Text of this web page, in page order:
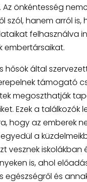
Az önkéntesség
szól, hanem arról is,
felhasználva
embertársaikat.
hősök által
támogató
megoszthatják
Ezek a találkozók
hogy az emberek
a
vesznek iskolákban
is, ahol
egészségről és